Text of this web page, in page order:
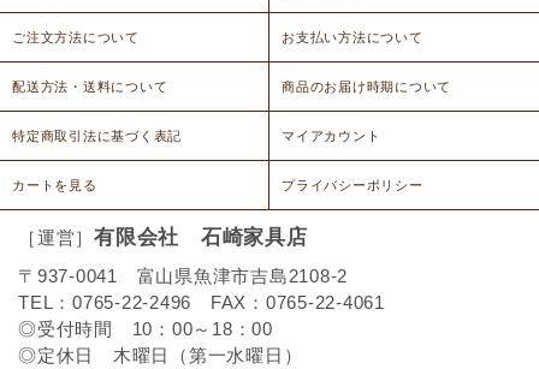
ご注文方法について お支払い方法について
配送方法・送料について 商品のお届け時期について
特定商取引法に基づく表記 マイアカウント
カートを見る プライバシーポリシー
［運営］ 有限会社 石崎家具店
〒937-0041 富山県魚津市吉島2108-2
TEL：0765-22-2496 FAX：0765-22-4061
◎受付時間 10：00～18：00
◎定休日 木曜日（第一水曜日）